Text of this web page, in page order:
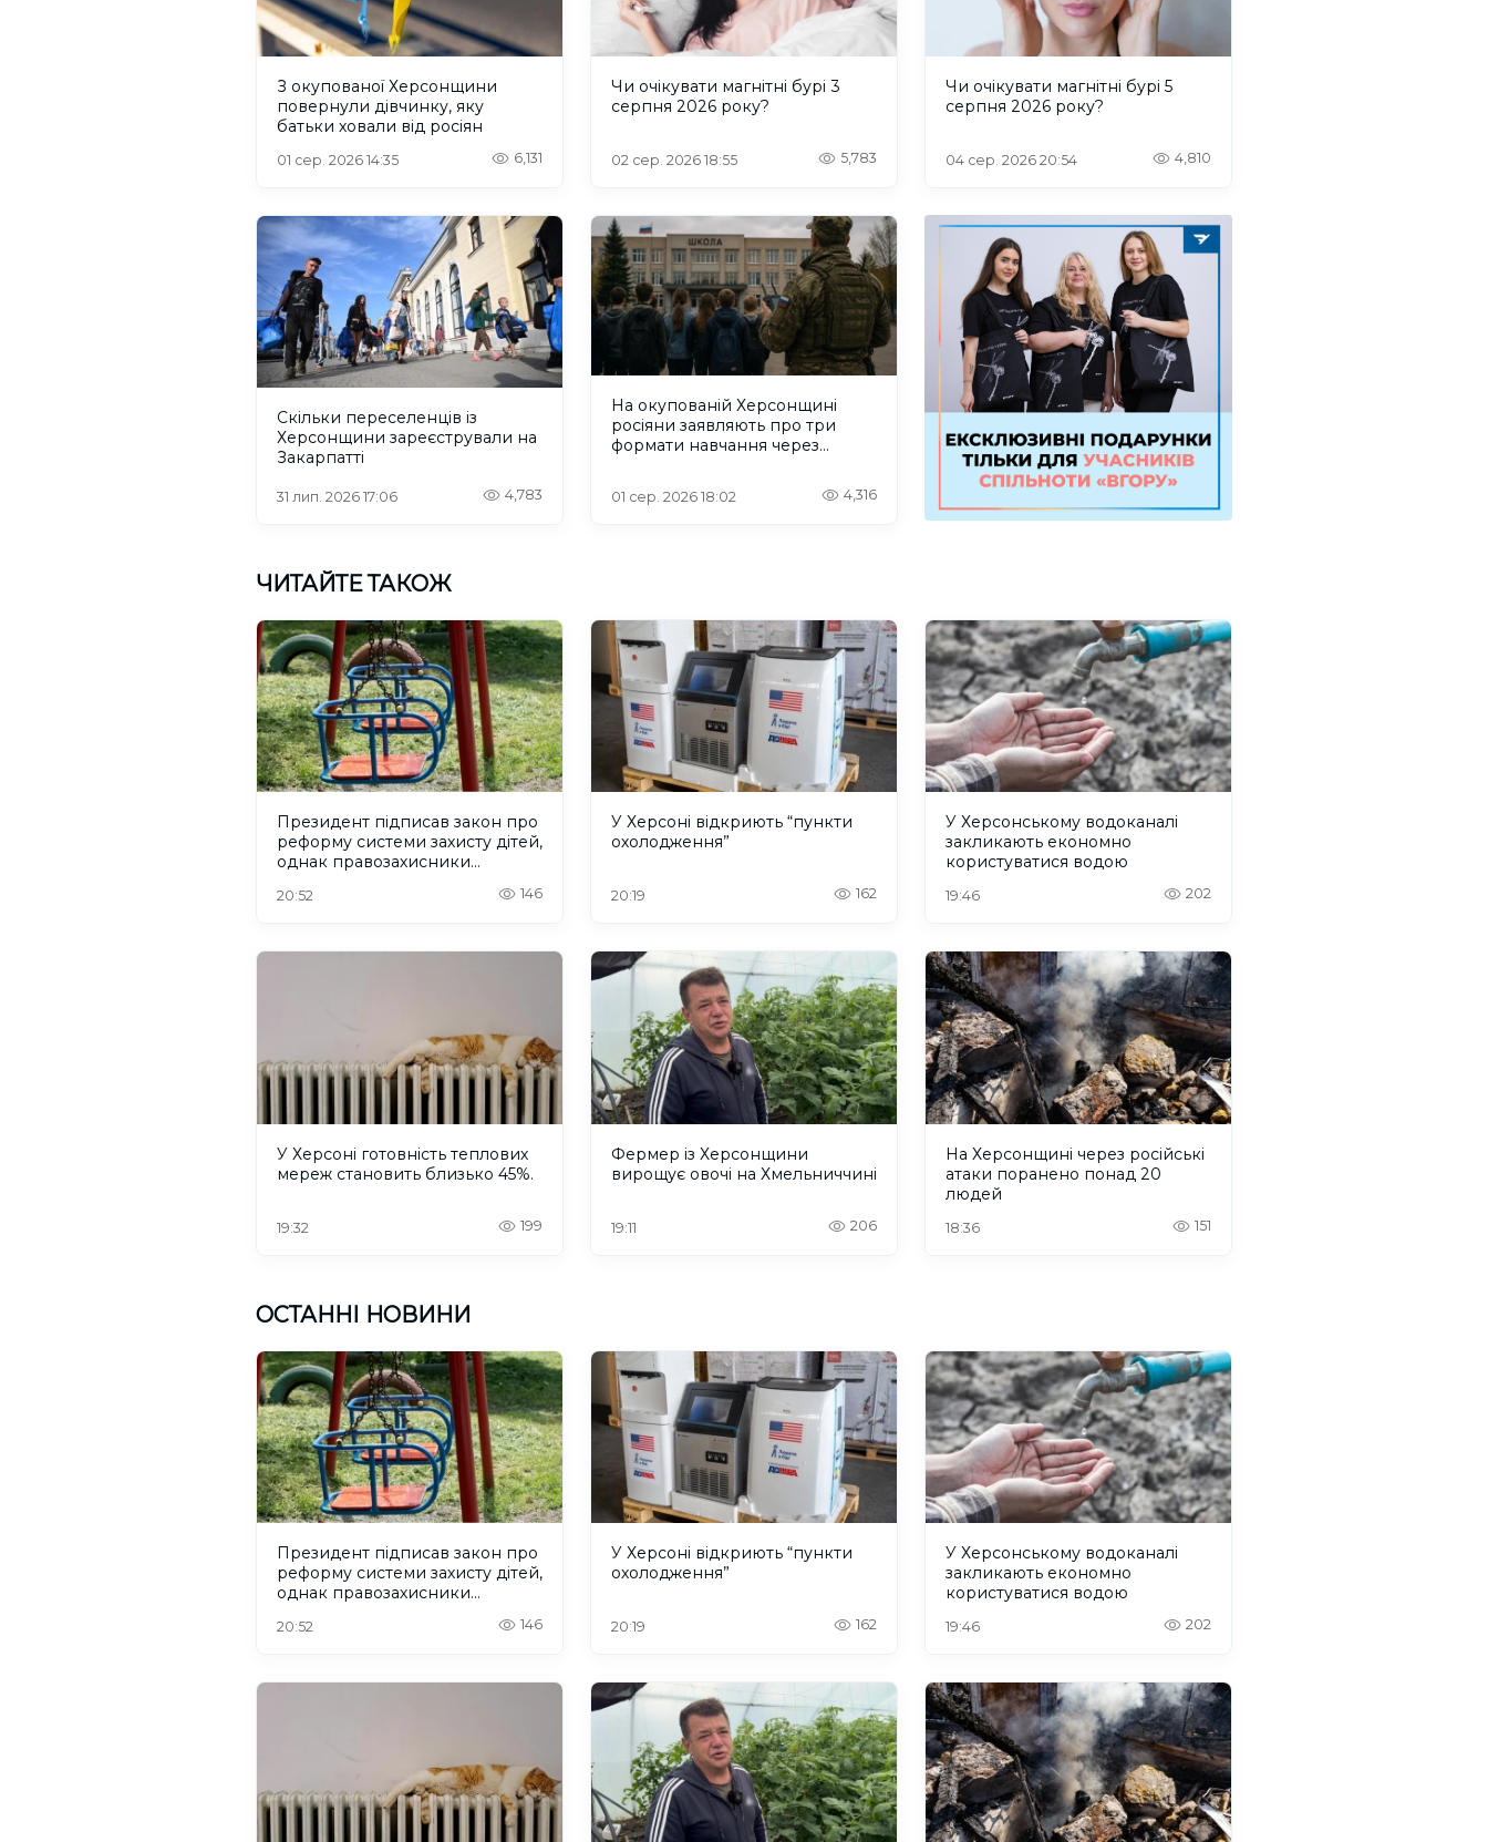
З окупованої Херсонщини
повернули дівчинку, яку
батьки ховали від росіян
01 сер. 2026 14:35 6,131
Чи очікувати магнітні бурі 3
серпня 2026 року?
02 сер. 2026 18:55 5,783
Чи очікувати магнітні бурі 5
серпня 2026 року?
04 сер. 2026 20:54 4,810
Скільки переселенців із
Херсонщини зареєстрували на
Закарпатті
31 лип. 2026 17:06 4,783
На окупованій Херсонщині
росіяни заявляють про три
формати навчання через
01 сер. 2026 18:02 4,316
ЧИТАЙТЕ ТАКОЖ
Президент підписав закон про
реформу системи захисту дітей,
однак правозахисники
20:52 146
У Херсоні відкриють “пункти
охолодження”
20:19 162
У Херсонському водоканалі
закликають економно
користуватися водою
19:46 202
У Херсоні готовність теплових
мереж становить близько 45%.
19:32 199
Фермер із Херсонщини
вирощує овочі на Хмельниччині
19:11 206
На Херсонщині через російські
атаки поранено понад 20
людей
18:36 151
ОСТАННІ НОВИНИ
Президент підписав закон про
реформу системи захисту дітей,
однак правозахисники
20:52 146
У Херсоні відкриють “пункти
охолодження”
20:19 162
У Херсонському водоканалі
закликають економно
користуватися водою
19:46 202